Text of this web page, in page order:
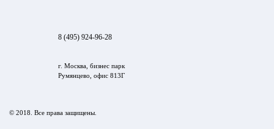
8 (495) 924-96-28
г. Москва, бизнес парк
Румянцево, офис 813Г
© 2018. Все права защищены.